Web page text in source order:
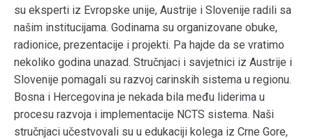
su eksperti iz Evropske unije, Austrije i Slovenije radili sa
našim institucijama. Godinama su organizovane obuke,
radionice, prezentacije i projekti. Pa hajde da se vratimo
nekoliko godina unazad. Stručnjaci i savjetnici iz Austrije i
Slovenije pomagali su razvoj carinskih sistema u regionu.
Bosna i Hercegovina je nekada bila među liderima u
procesu razvoja i implementacije NCTS sistema. Naši
stručnjaci učestvovali su u edukaciji kolega iz Crne Gore,